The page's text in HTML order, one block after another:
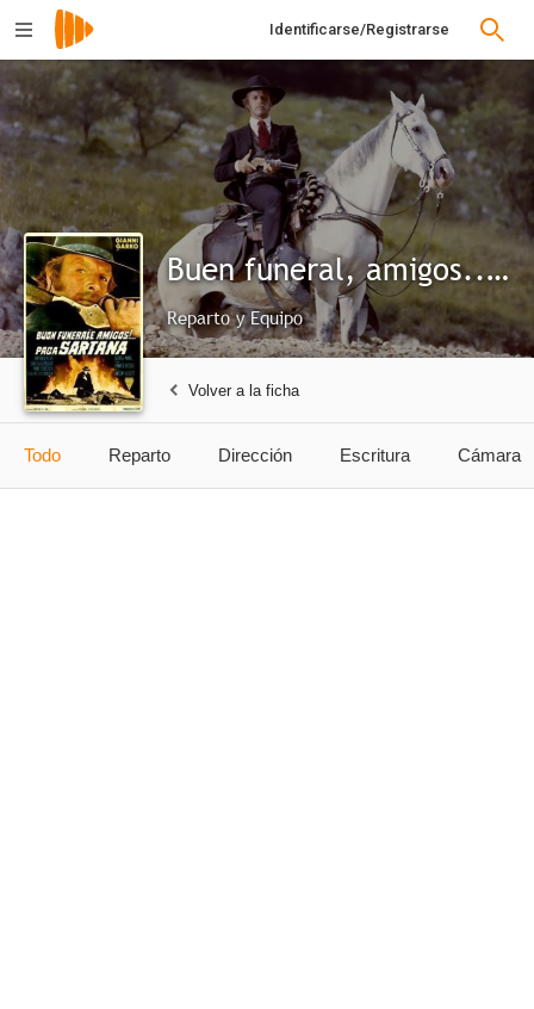
Identificarse/Registrarse
Buen funeral, amigos... paga Sartana
Reparto y Equipo
Volver a la ficha
Todo Reparto Dirección Escritura Cámara